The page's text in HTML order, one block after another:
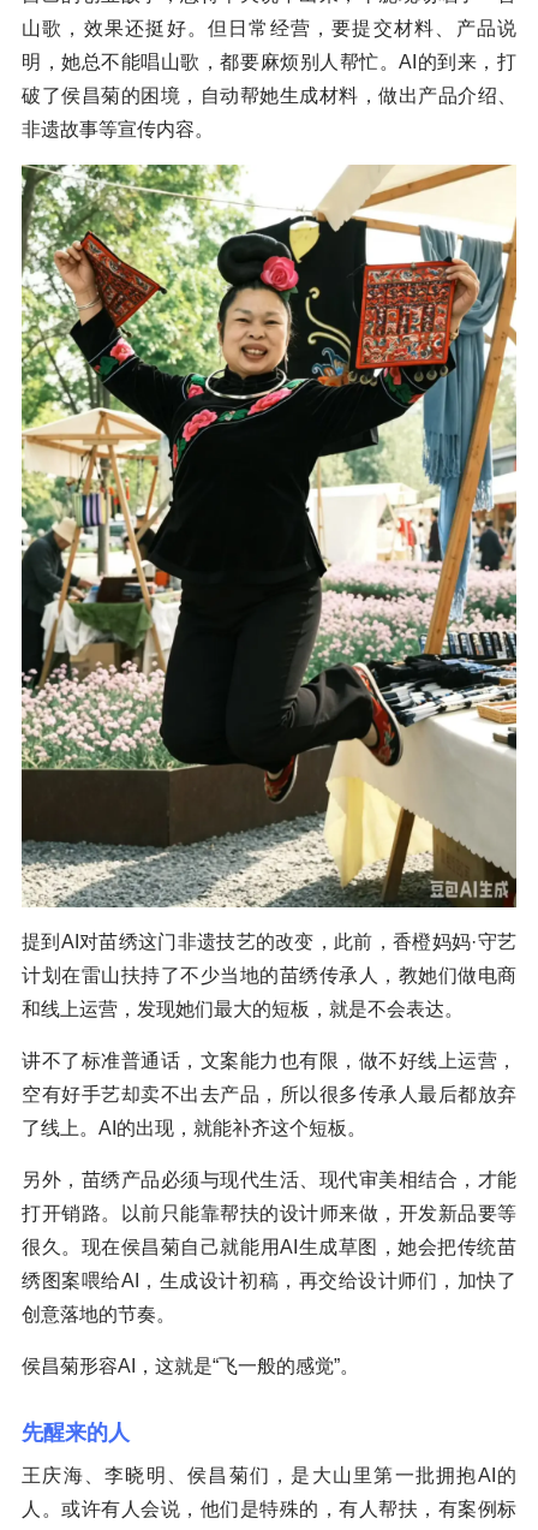
山歌，效果还挺好。但日常经营，要提交材料、产品说
明，她总不能唱山歌，都要麻烦别人帮忙。AI的到来，打
破了侯昌菊的困境，自动帮她生成材料，做出产品介绍、
非遗故事等宣传内容。
提到AI对苗绣这门非遗技艺的改变，此前，香橙妈妈·守艺
计划在雷山扶持了不少当地的苗绣传承人，教她们做电商
和线上运营，发现她们最大的短板，就是不会表达。
讲不了标准普通话，文案能力也有限，做不好线上运营，
空有好手艺却卖不出去产品，所以很多传承人最后都放弃
了线上。AI的出现，就能补齐这个短板。
另外，苗绣产品必须与现代生活、现代审美相结合，才能
打开销路。以前只能靠帮扶的设计师来做，开发新品要等
很久。现在侯昌菊自己就能用AI生成草图，她会把传统苗
绣图案喂给AI，生成设计初稿，再交给设计师们，加快了
创意落地的节奏。
侯昌菊形容AI，这就是“飞一般的感觉”。
先醒来的人
王庆海、李晓明、侯昌菊们，是大山里第一批拥抱AI的
人。或许有人会说，他们是特殊的，有人帮扶，有案例标